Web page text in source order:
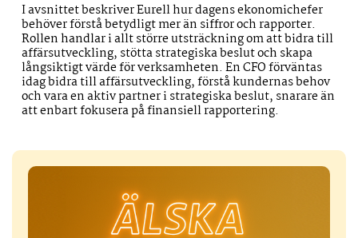
I avsnittet beskriver Eurell hur dagens ekonomichefer
behöver förstå betydligt mer än siffror och rapporter.
Rollen handlar i allt större utsträckning om att bidra till
affärsutveckling, stötta strategiska beslut och skapa
långsiktigt värde för verksamheten. En CFO förväntas
idag bidra till affärsutveckling, förstå kundernas behov
och vara en aktiv partner i strategiska beslut, snarare än
att enbart fokusera på finansiell rapportering.